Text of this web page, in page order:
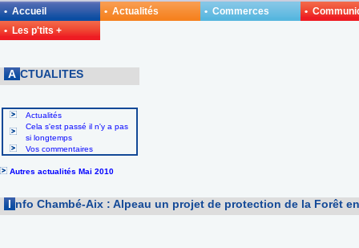
A CTUALITES
Actualités
Cela s'est passé il n'y a pas
si longtemps
Vos commentaires
Autres actualités Mai 2010
I nfo Chambé-Aix : Alpeau un projet de protection de la Forêt
• Accueil • Actualités • Commerces
•
• Les p'tits +